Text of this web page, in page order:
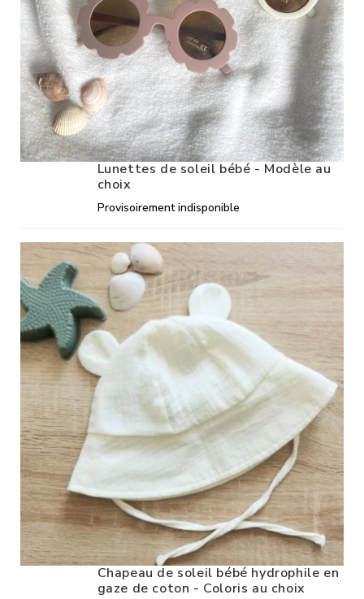
Lunettes de soleil bébé - Modèle au
choix
Provisoirement indisponible
Chapeau de soleil bébé hydrophile en
gaze de coton - Coloris au choix